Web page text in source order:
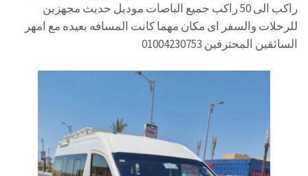
راكب الى 50 راكب جميع الباصات موديل حديث مجهزين
للرحلات والسفر اى مكان مهما كانت المسافه بعيده مع امهر
السائقين المحترفين 01004230753